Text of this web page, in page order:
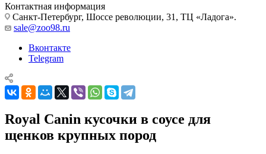
Контактная информация
Санкт-Петербург, Шоссе революции, 31, ТЦ «Ладога».
sale@zoo98.ru
Вконтакте
Telegram
Royal Canin кусочки в соусе для
щенков крупных пород